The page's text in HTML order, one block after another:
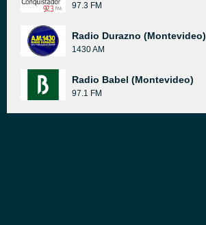
97.3 FM
Radio Durazno (Montevideo)
1430 AM
Radio Babel (Montevideo)
97.1 FM